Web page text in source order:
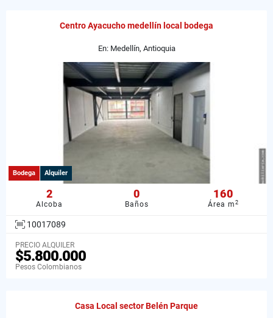
Centro Ayacucho medellín local bodega
En: Medellín, Antioquia
Bodega Alquiler
2
Alcoba
0
Baños
160
Área m2
10017089
PRECIO ALQUILER
$5.800.000
Pesos Colombianos
Casa Local sector Belén Parque